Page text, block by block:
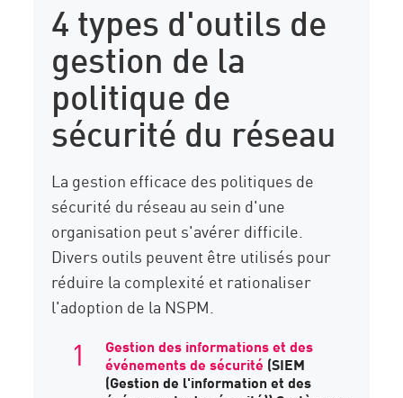
4 types d'outils de
gestion de la
politique de
sécurité du réseau
La gestion efficace des politiques de
sécurité du réseau au sein d'une
organisation peut s'avérer difficile.
Divers outils peuvent être utilisés pour
réduire la complexité et rationaliser
l'adoption de la NSPM.
Gestion des informations et des
événements de sécurité (SIEM
(Gestion de l'information et des